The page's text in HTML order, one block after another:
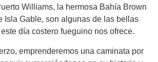
Williams, la hermosa Bahía Brown
Isla Gable, son algunas de las bellas
día costero fueguino nos ofrece.
emprenderemos una caminata por